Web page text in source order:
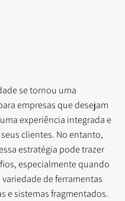
se tornou uma
empresas que desejam
experiência integrada e
clientes. No entanto,
estratégia pode trazer
especialmente quando
de ferramentas
e sistemas fragmentados.